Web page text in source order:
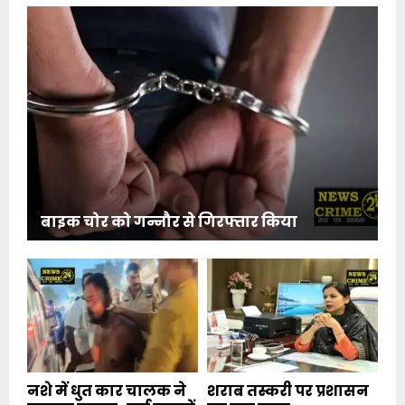
बाइक चोर को गन्नौर से गिरफ्तार किया
नशे में धुत कार चालक ने
शराब तस्करी पर प्रशासन